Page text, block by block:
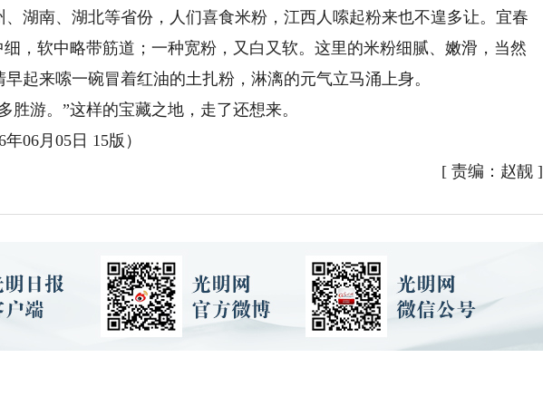
南、湖北等省份，人们喜食米粉，江西人嗦起粉来也不遑多让。宜春
细，软中略带筋道；一种宽粉，又白又软。这里的米粉细腻、嫩滑，当然
起来嗦一碗冒着红油的土扎粉，淋漓的元气立马涌上身。
游。”这样的宝藏之地，走了还想来。
06月05日 15版）
[ 责编：赵靓]